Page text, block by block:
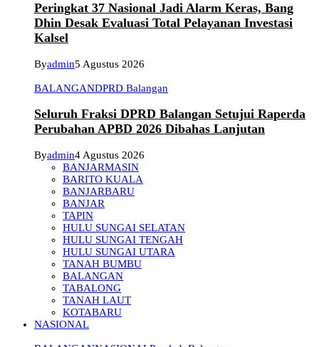
Peringkat 37 Nasional Jadi Alarm Keras, Bang
Dhin Desak Evaluasi Total Pelayanan Investasi
Kalsel
Byadmin5 Agustus 2026
BALANGANDPRD Balangan
Seluruh Fraksi DPRD Balangan Setujui Raperda
Perubahan APBD 2026 Dibahas Lanjutan
Byadmin4 Agustus 2026
BANJARMASIN
BARITO KUALA
BANJARBARU
BANJAR
TAPIN
HULU SUNGAI SELATAN
HULU SUNGAI TENGAH
HULU SUNGAI UTARA
TANAH BUMBU
BALANGAN
TABALONG
TANAH LAUT
KOTABARU
NASIONAL